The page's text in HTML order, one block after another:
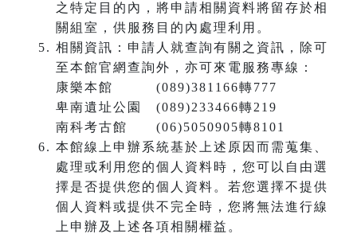
之特定目的內，將申請相關資料將留存於相
關組室，供服務目的內處理利用。
相關資訊：申請人就查詢有關之資訊，除可
至本館官網查詢外，亦可來電服務專線：
康樂本館 (089)381166轉777
卑南遺址公園 (089)233466轉219
南科考古館 (06)5050905轉8101
本館線上申辦系統基於上述原因而需蒐集、
處理或利用您的個人資料時，您可以自由選
擇是否提供您的個人資料。若您選擇不提供
個人資料或提供不完全時，您將無法進行線
上申辦及上述各項相關權益。